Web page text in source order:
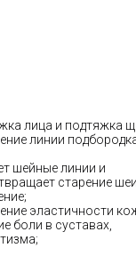
лица и подтяжка
линии
шейные линии и
старение
эластичности
боли в суставах,